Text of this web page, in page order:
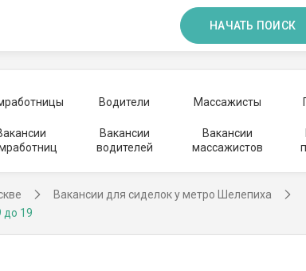
НАЧАТЬ ПОИСК
Водители Массажисты
Вакансии
водителей
Вакансии
массажистов
Вакансии для сиделок у метро Шелепиха
до 19